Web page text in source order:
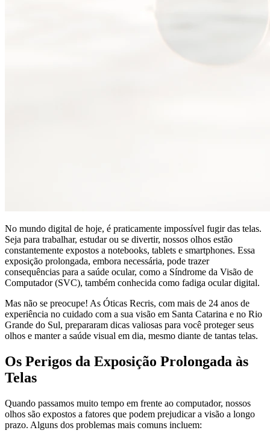
No mundo digital de hoje, é praticamente impossível fugir das telas.
Seja para trabalhar, estudar ou se divertir, nossos olhos estão
constantemente expostos a notebooks, tablets e smartphones. Essa
exposição prolongada, embora necessária, pode trazer
consequências para a saúde ocular, como a Síndrome da Visão de
Computador (SVC), também conhecida como fadiga ocular digital.
Mas não se preocupe! As Óticas Recris, com mais de 24 anos de
experiência no cuidado com a sua visão em Santa Catarina e no Rio
Grande do Sul, prepararam dicas valiosas para você proteger seus
olhos e manter a saúde visual em dia, mesmo diante de tantas telas.
Os Perigos da Exposição Prolongada às
Telas
Quando passamos muito tempo em frente ao computador, nossos
olhos são expostos a fatores que podem prejudicar a visão a longo
prazo. Alguns dos problemas mais comuns incluem: